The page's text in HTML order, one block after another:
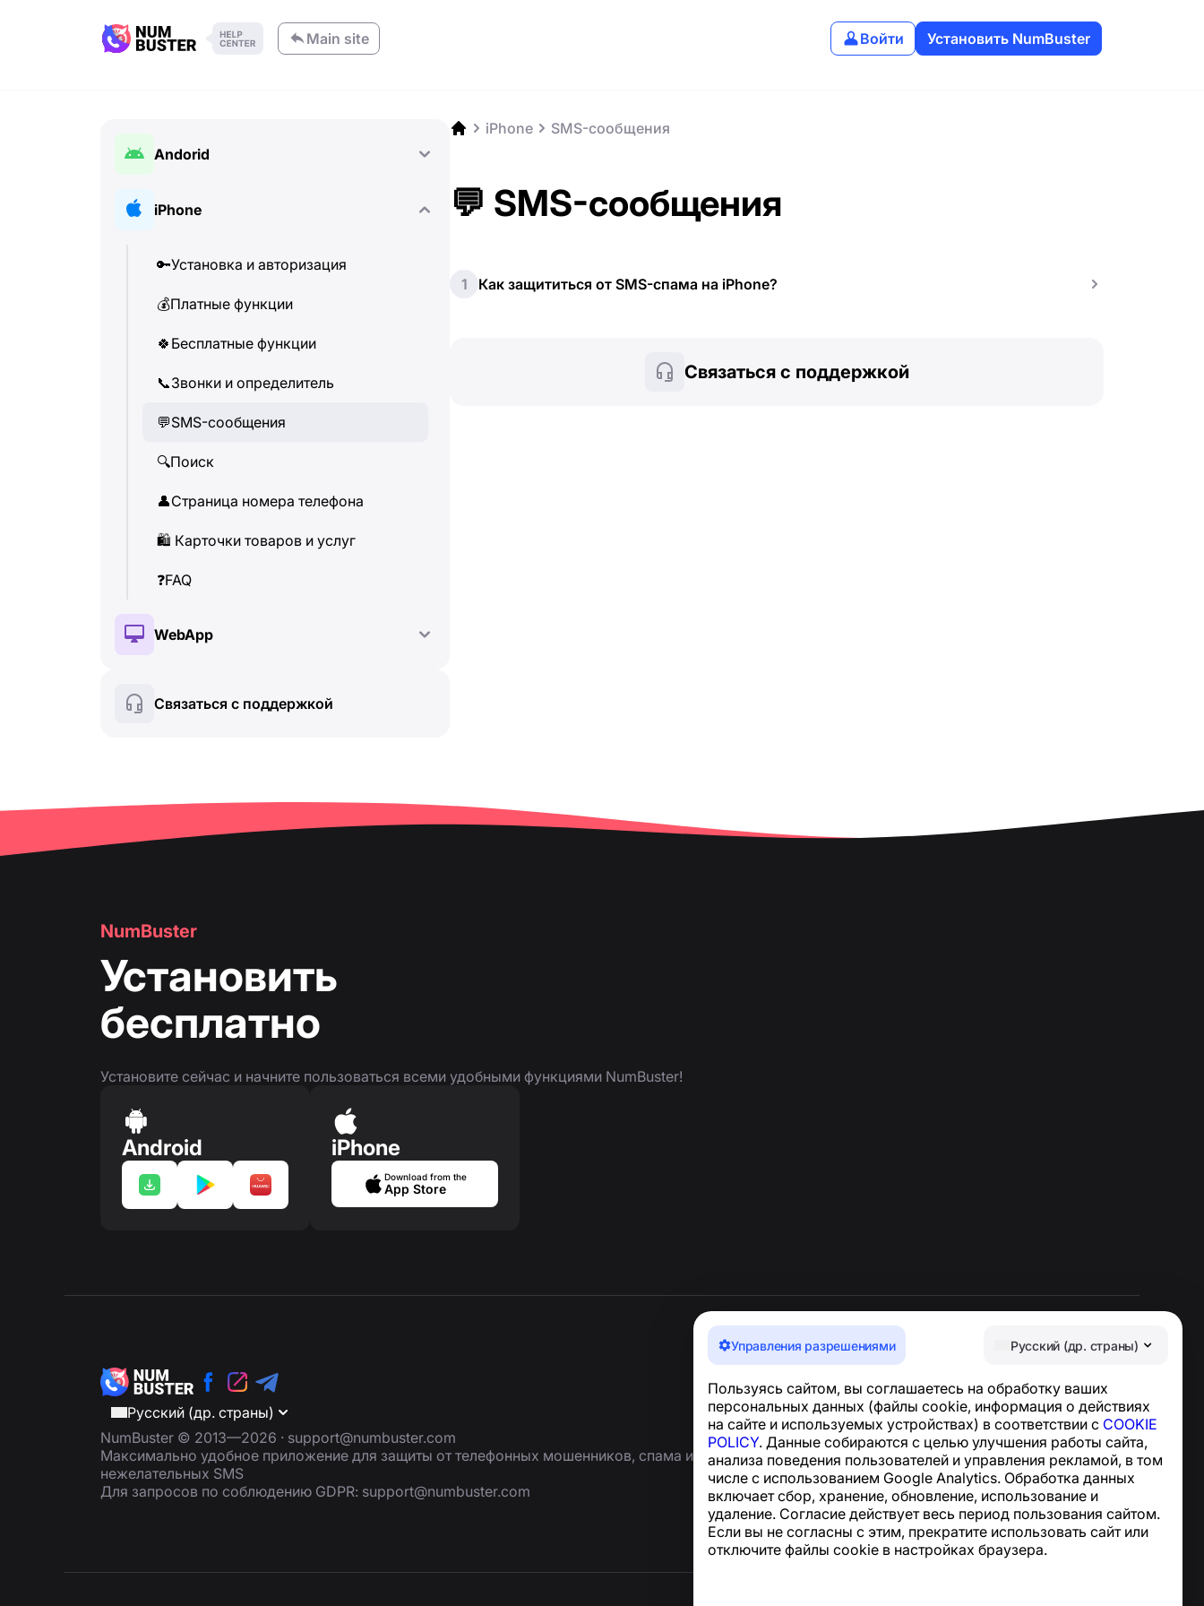
Main site Войти Установить NumBuster
Управления разрешениями Русский (др. страны)
Пользуясь сайтом, вы соглашаетесь на обработку ваших
персональных данных (файлы cookie, информация о действиях
на сайте и используемых устройствах) в соответствии с COOKIE
POLICY. Данные собираются с целью улучшения работы сайта,
анализа поведения пользователей и управления рекламой, в том
числе с использованием Google Analytics. Обработка данных
включает сбор, хранение, обновление, использование и
удаление. Согласие действует весь период пользования сайтом.
Если вы не согласны с этим, прекратите использовать сайт или
отключите файлы cookie в настройках браузера.
Andorid
🔑
iPhone
🔑Установка и авторизация
💰Платные функции
🍀 Бесплатные функции
📞Звонки и определитель
💬SMS-сообщения
🔍Поиск
👤Страница номера телефона
🛍 ️ Карточки товаров и услуг
❓FAQ
WebApp
🔍Поиск
👤Страница номера телефона
Связаться с поддержкой
iPhone SMS-сообщения
💬 SMS-сообщения
1 Как защититься от SMS-спама на iPhone?
Связаться с поддержкой
NumBuster
Установить
бесплатно
Установите сейчас и начните пользоваться всеми удобными функциями NumBuster!
Android iPhone
Download from the
App Store
Русский (др. страны)
NumBuster © 2013—2026 · support@numbuster.com
Максимально удобное приложение для защиты от телефонных мошенников, спама и
нежелательных SMS
Для запросов по соблюдению GDPR: support@numbuster.com
Новости и статьи
О проекте
Контакты